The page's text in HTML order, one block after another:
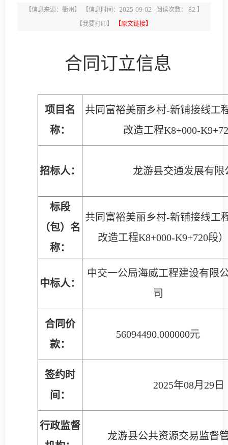
【信息来源： 衢州】 【信息时间：2025-09-02 阅读次数： 82 】
【我要打印】 【原文链接】
合同订立信息
项目名
称：
共同富裕美丽乡村-新铺接线工
改造工程K8+000-
招标人： 龙游县交通发展有限
标段
（包）名
称：
共同富裕美丽乡村-新铺接线工
改造工程K8+000-K9+720段
中标人：
中交一公局海威工程建设有限
司
合同价
款：
56094490.000000元
签约时
间：
2025年08月29日
行政监督
龙游县公共资源交易监督